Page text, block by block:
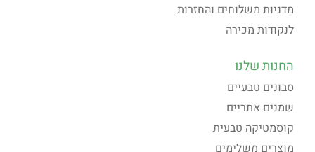
מדניות משלוחים והחזרות
לנקודות מכירה
החנות שלנו
סבונים טבעיים
שמנים אתריים
קוסמטיקה טבעית
מוצרים משלימים